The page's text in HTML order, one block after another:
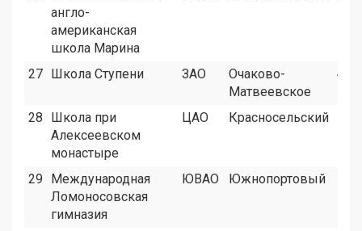
англо-
американская
школа Марина
27 Школа Ступени ЗАО
Очаково-
Матвеевское
4
28
Школа при
Алексеевском
монастыре
ЦАО Красносельский
29
Международная
Ломоносовская
гимназия
ЮВАО Южнопортовый